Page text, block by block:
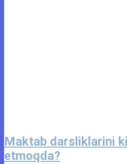
Maktab darsliklarini
etmoqda?